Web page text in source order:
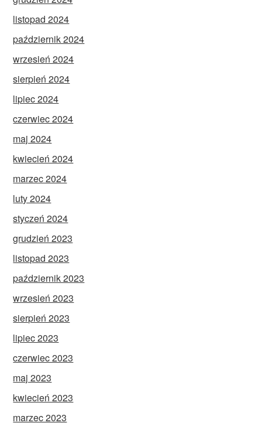
listopad 2024
październik 2024
wrzesień 2024
sierpień 2024
lipiec 2024
czerwiec 2024
maj 2024
kwiecień 2024
marzec 2024
luty 2024
styczeń 2024
grudzień 2023
listopad 2023
październik 2023
wrzesień 2023
sierpień 2023
lipiec 2023
czerwiec 2023
maj 2023
kwiecień 2023
marzec 2023